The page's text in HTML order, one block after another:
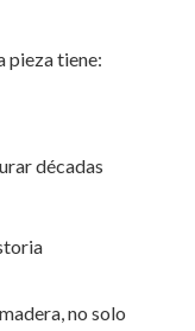
pieza tiene:
décadas
no solo